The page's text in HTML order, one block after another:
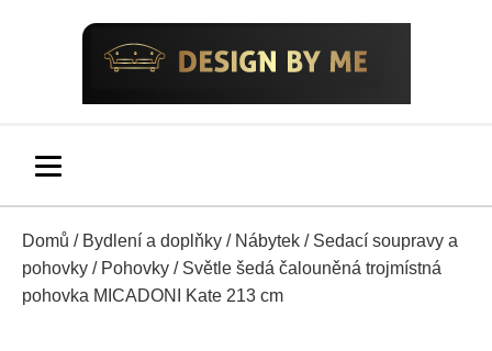
Domů / Bydlení a doplňky / Nábytek / Sedací soupravy a
pohovky / Pohovky / Světle šedá čalouněná trojmístná
pohovka MICADONI Kate 213 cm